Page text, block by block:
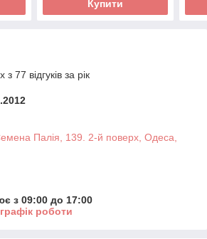
Купити
77 відгуків за рік
Палія, 139. 2-й поверх, Одеса,
з 09:00 до 17:00
роботи